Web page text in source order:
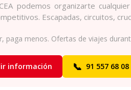
podemos organizarte
Escapadas, circuitos,
paga menos. Ofertas de viajes
información 📞 91 557 68 08